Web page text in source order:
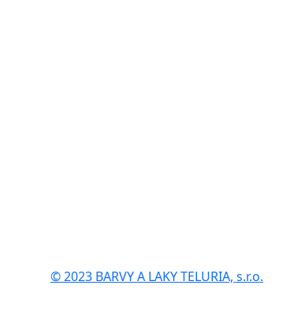
© 2023 BARVY A LAKY TELURIA, s.r.o.